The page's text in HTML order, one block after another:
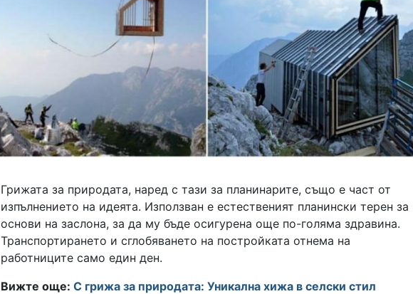
Грижата за природата, наред с тази за планинарите, също е част от
изпълнението на идеята. Използван е естественият планински терен за
основи на заслона, за да му бъде осигурена още по-голяма здравина.
Транспортирането и сглобяването на постройката отнема на
работниците само един ден.
Вижте още: С грижа за природата: Уникална хижа в селски стил